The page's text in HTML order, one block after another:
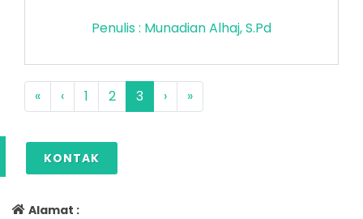
Penulis : Munadian Alhaj, S.Pd
« ‹ 1 2 3 › »
KONTAK
Alamat :